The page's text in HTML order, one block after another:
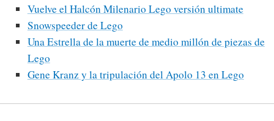
Vuelve el Halcón Milenario Lego versión ultimate
Snowspeeder de Lego
Una Estrella de la muerte de medio millón de piezas de
Lego
Gene Kranz y la tripulación del Apolo 13 en Lego